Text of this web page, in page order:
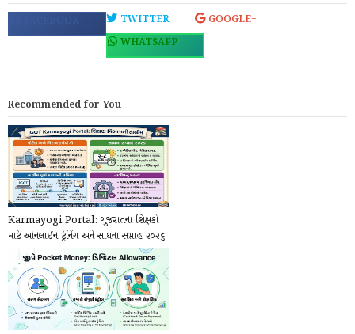
FACEBOOK TWITTER
GOOGLE+
WHATSAPP
Recommended for You
Karmayogi Portal: ગુજરાતના શિક્ષકો
માટે ઓનલાઈન ટ્રેનિંગ અને સાધના સપ્તાહ ૨૦૨૬
ની...